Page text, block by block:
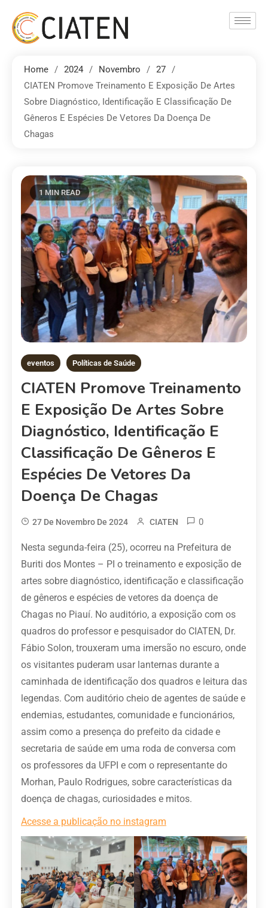
Home 2024 Novembro
27
CIATEN Promove Treinamento E Exposição De Artes
Sobre Diagnóstico, Identificação E Classificação De
Gêneros E Espécies De Vetores Da Doença De
Chagas
1 MIN READ
eventos Políticas de Saúde
CIATEN Promove Treinamento
E Exposição De Artes Sobre
Diagnóstico, Identificação E
Classificação De Gêneros E
Espécies De Vetores Da
Doença De Chagas
27 De Novembro De 2024 CIATEN 0
Nesta segunda-feira (25), ocorreu na Prefeitura de
Buriti dos Montes – PI o treinamento e exposição de
artes sobre diagnóstico, identificação e classificação
de gêneros e espécies de vetores da doença de
Chagas no Piauí. No auditório, a exposição com os
quadros do professor e pesquisador do CIATEN, Dr.
Fábio Solon, trouxeram uma imersão no escuro, onde
os visitantes puderam usar lanternas durante a
caminhada de identificação dos quadros e leitura das
legendas. Com auditório cheio de agentes de saúde e
endemias, estudantes, comunidade e funcionários,
assim como a presença do prefeito da cidade e
secretaria de saúde em uma roda de conversa com
os professores da UFPI e com o representante do
Morhan, Paulo Rodrigues, sobre características da
doença de chagas, curiosidades e mitos.
Acesse a publicação no instagram